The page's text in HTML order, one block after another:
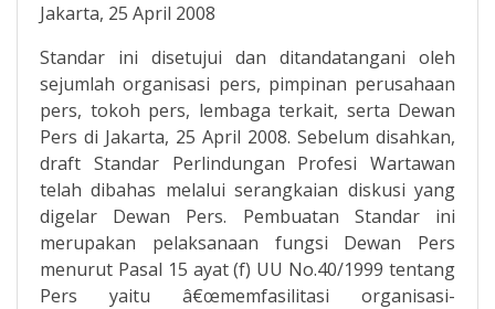
Jakarta, 25 April 2008
Standar ini disetujui dan ditandatangani oleh
sejumlah organisasi pers, pimpinan perusahaan
pers, tokoh pers, lembaga terkait, serta Dewan
Pers di Jakarta, 25 April 2008. Sebelum disahkan,
draft Standar Perlindungan Profesi Wartawan
telah dibahas melalui serangkaian diskusi yang
digelar Dewan Pers. Pembuatan Standar ini
merupakan pelaksanaan fungsi Dewan Pers
menurut Pasal 15 ayat (f) UU No.40/1999 tentang
Pers yaitu â€œmemfasilitasi organisasi-